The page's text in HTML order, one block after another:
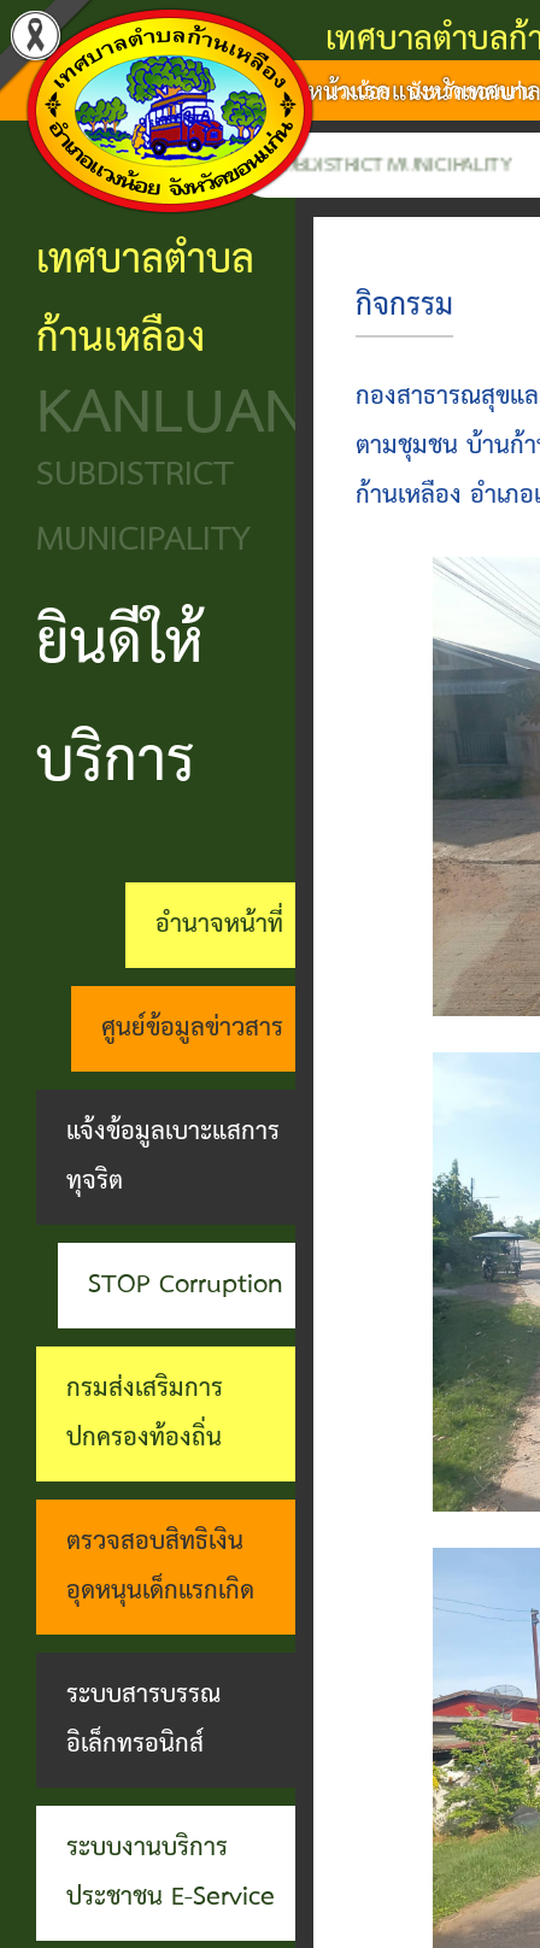
เทศบาลตำบลก้
แวงน้อย จังหวัดขอนแก่น
หน้าแรกแนะนำเทศบา
แนะนำ
เทศบาล
ความ
เป็นมา
ข้อมูล
พื้น
ฐาน
วิสัยทัศน์
และ
ยุทธศาสตร์
อำนาจ
หน้าที่
งาน
บริการ
ประชาชน
บริการ
ประชาชน
ศูนย์ช่วย
ประชาชน
แบบ
ฟอร์ม
ต่างๆ
แบบสอบถาม
ทุกข์
ตรวจ
สอบ
ชื่อ
เงิน
บัญชี
เบี้ย
ยังชีพ
ระบบงาน
บริการ
ประชาชน
Service)
โครงสร้าง
องค์กร
เทศบาล
โครงสร้าง
นิติบัญญัติ
โครงสร้าง
บริหาร
โครงสร้าง
ส่วน
ราชการ
สำนัก
ช่าง
กอง
สาธารณสุข
และสิ่ง
แวดล้อม
กอง
การ
ศึกษา
ศูนย์
ข้อมูล
ข่าวสาร
และ
แผน
งาน
ข้อมูล
ข่าวสาร
สถานะ
ทางการ
ประชาชน
รบ.อำนวย
ความ
สะดวกฯ
บุคคล
ที่น่า
ยกย่อง
การ
การตาม
การ
บริหาร
งาน
บุคคล
ติดต่อ
ข้อมูล
ติดต่อ
แจ้ง
ความ
เดือด
ร้อน
ร้อง
ร้อง
ทุกข์
กระดาน
สนทนา
บุคคล
ช่อง
ทางการ
รับฟัง
ความ
คิดเห็น
แจ้ง
ข้อมูล
เบาะแส
การ
ทุจริต
การ KANLUANG SUBDISTRICT MUNICIPALITY
เทศบาลตำบล
ก้านเหลือง
KANLUANG
SUBDISTRICT
MUNICIPALITY
ยินดีให้
บริการ
อำนาจหน้าที่
ศูนย์ข้อมูลข่าวสาร
แจ้งข้อมูลเบาะแสการ
ทุจริต
STOP Corruption
กรมส่งเสริมการ
ปกครองท้องถิ่น
ตรวจสอบสิทธิเงิน
อุดหนุนเด็กแรกเกิด
ระบบสารบรรณ
อิเล็กทรอนิกส์
ระบบงานบริการ
ประชาชน E-Service
กิจกรรม
กองสาธารณสุขแ
ตามชุมชน บ้านก้
ก้านเหลือง อำเ